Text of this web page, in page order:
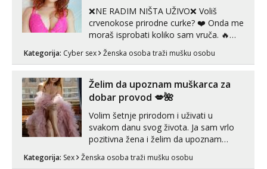
❌NE RADIM NIŠTA UŽIVO❌ Voliš
crvenokose prirodne curke? ❤️ Onda me
moraš isprobati koliko sam vruča.‎ ️‍🔥
MLADA vražica koja ima 100%
prorodne grudi, 💦 Misli su mi uvijek
U mojoj raznolikoj ponudi možeš
pranaći nešto po svojoj mjeri. Sexi videa
s kolegica...
Kategorija: Cyber sex Ženska osoba traži mušku osobu
Želim da upoznam muškarca za
dobar provod 💋🌺
Volim šetnje prirodom i uživati u
svakom danu svog života. Ja sam vrlo
pozitivna žena i želim da upoznam
može i nešto više.💋🌺 Klikni na link
Kategorija: Sex Ženska osoba traži mušku osobu